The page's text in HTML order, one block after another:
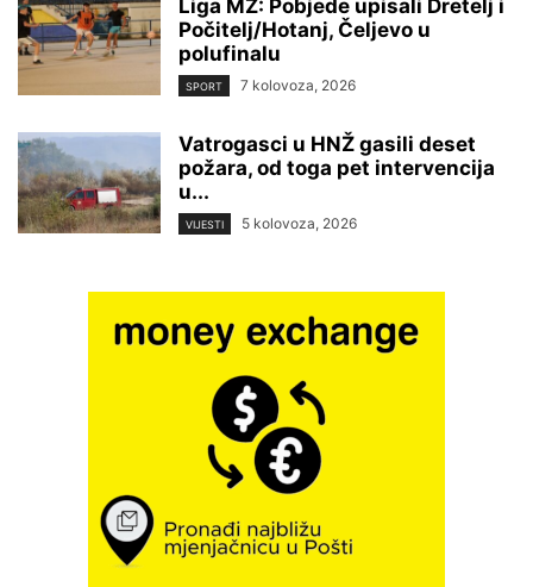
Liga MZ: Pobjede upisali Dretelj i
Počitelj/Hotanj, Čeljevo u
polufinalu
SPORT 7 kolovoza, 2026
Vatrogasci u HNŽ gasili deset
požara, od toga pet intervencija
u...
VIJESTI 5 kolovoza, 2026